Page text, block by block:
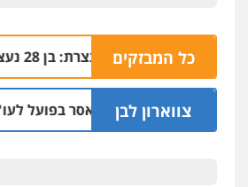
כל המבזקים04.08 | 17:57 נצרת: בן 28 נעצר בחשד לסחיטה באיומים מטלפון שאינו שלו
צווארון לבןמאסר בפועל לעו"ד